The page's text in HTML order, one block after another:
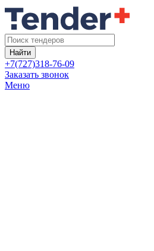
Найти
+7(727)318-76-09
Заказать звонок
Меню